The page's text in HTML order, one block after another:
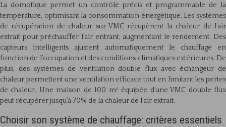
La domotique permet un contrôle précis et programmable de la
température, optimisant la consommation énergétique. Les systèmes
de récupération de chaleur sur VMC récupèrent la chaleur de l’air
extrait pour préchauffer l’air entrant, augmentant le rendement. Des
capteurs intelligents ajustent automatiquement le chauffage en
fonction de l’occupation et des conditions climatiques extérieures. De
plus, des systèmes de ventilation double flux avec échangeur de
chaleur permettent une ventilation efficace tout en limitant les pertes
de chaleur. Une maison de 100 m² équipée d’une VMC double flux
peut récupérer jusqu’à 70% de la chaleur de l’air extrait.
Choisir son système de chauffage: critères essentiels